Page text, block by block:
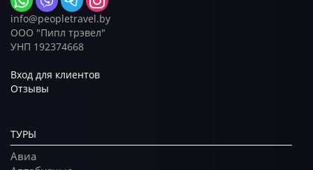
info@peopletravel.by
ООО "Пипл трэвел"
УНП 192374668
Вход для клиентов
Отзывы
ТУРЫ
Авиа